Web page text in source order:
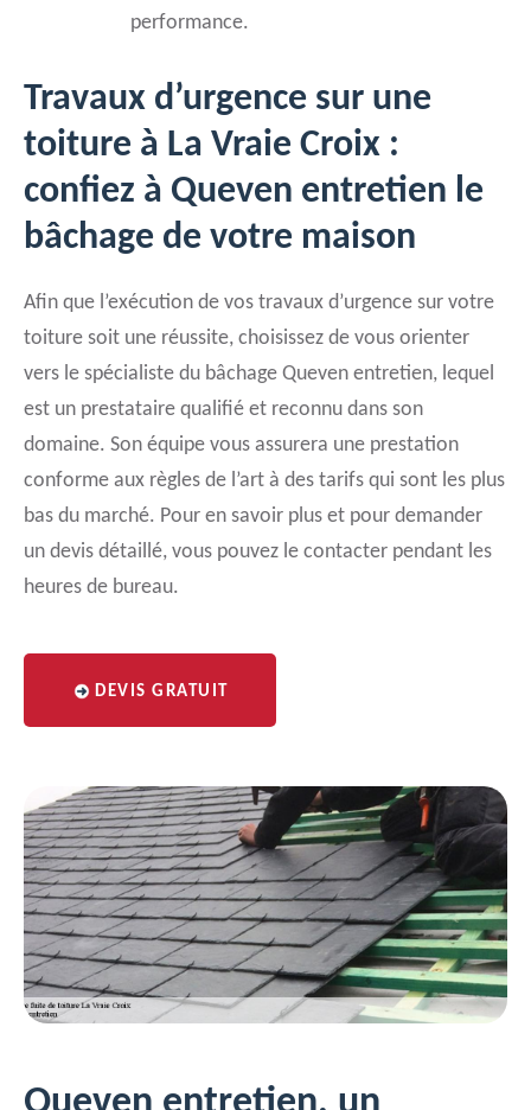
performance.
Travaux d’urgence sur une
toiture à La Vraie Croix :
confiez à Queven entretien le
bâchage de votre maison
Afin que l’exécution de vos travaux d’urgence sur votre
toiture soit une réussite, choisissez de vous orienter
vers le spécialiste du bâchage Queven entretien, lequel
est un prestataire qualifié et reconnu dans son
domaine. Son équipe vous assurera une prestation
conforme aux règles de l’art à des tarifs qui sont les plus
bas du marché. Pour en savoir plus et pour demander
un devis détaillé, vous pouvez le contacter pendant les
heures de bureau.
DEVIS GRATUIT